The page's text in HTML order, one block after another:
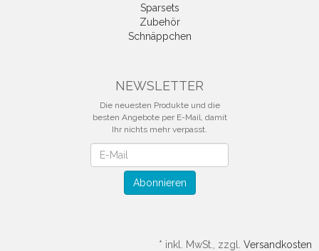
Sparsets
Zubehör
Schnäppchen
NEWSLETTER
Die neuesten Produkte und die
besten Angebote per E-Mail, damit
Ihr nichts mehr verpasst.
Abonnieren
* inkl. MwSt., zzgl. Versandkosten